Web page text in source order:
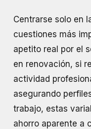
Centrarse solo en
cuestiones más
apetito real por el
en renovación, si
actividad
asegurando
trabajo, estas
ahorro aparente a